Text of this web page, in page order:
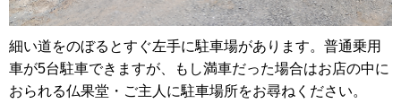
細い道をのぼるとすぐ左手に駐車場があります。普通乗用
車が5台駐車できますが、もし満車だった場合はお店の中に
おられる仏果堂・ご主人に駐車場所をお尋ねください。